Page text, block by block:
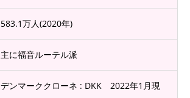
583.1万人(2020年)
主に福音ルーテル派
デンマーククローネ : DKK 2022年1月現